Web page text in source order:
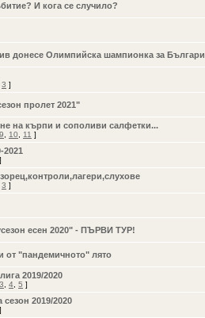
И кога се случило?
донесе Олимпийска шампионка за
3 ]
пролет 2021"
на кърпи и сополиви салфетки...
9 10 11 ]
]
3 ]
есен 2020" - ПЪРВИ ТУР!
от "пандемичното" лято
2019/2020
3 4 5 ]
2019/2020
]